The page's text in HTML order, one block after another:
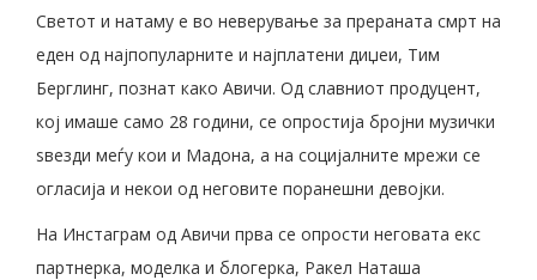
Светот и натаму е во неверување за прераната смрт на
еден од најпопуларните и најплатени диџеи, Тим
Берглинг, познат како Авичи. Од славниот продуцент,
кој имаше само 28 години, се опростија бројни музички
ѕвезди меѓу кои и Мадона, а на социјалните мрежи се
огласија и некои од неговите поранешни девојки.
На Инстаграм од Авичи прва се опрости неговата екс
партнерка, моделка и блогерка, Ракел Наташа